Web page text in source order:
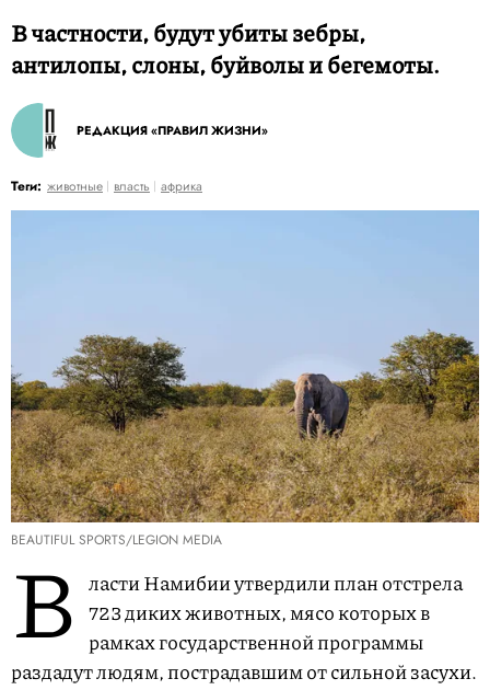
В частности, будут убиты зебры,
антилопы, слоны, буйволы и бегемоты.
РЕДАКЦИЯ «ПРАВИЛ ЖИЗНИ»
Теги: животные власть африка
BEAUTIFUL SPORTS/LEGION MEDIA
В ласти Намибии утвердили план отстрела
723 диких животных, мясо которых в
рамках государственной программы
раздадут людям, пострадавшим от сильной засухи.